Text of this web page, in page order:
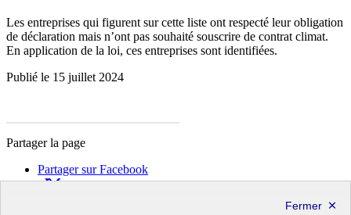
Les entreprises qui figurent sur cette liste ont respecté leur obligation
de déclaration mais n’ont pas souhaité souscrire de contrat climat.
En application de la loi, ces entreprises sont identifiées.
Publié le 15 juillet 2024
Partager la page
Partager sur Facebook